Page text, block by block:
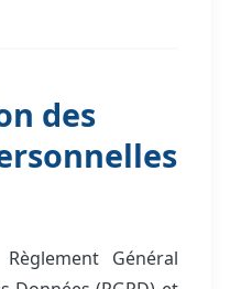
des
Général